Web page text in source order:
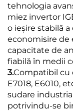
tehnologia
miez invertor
o ieșire stabilă
economisire de
capacitate de
fiabilă în medii
3.Compatibil cu
E7018, E6010,
sudare
potrivindu-se